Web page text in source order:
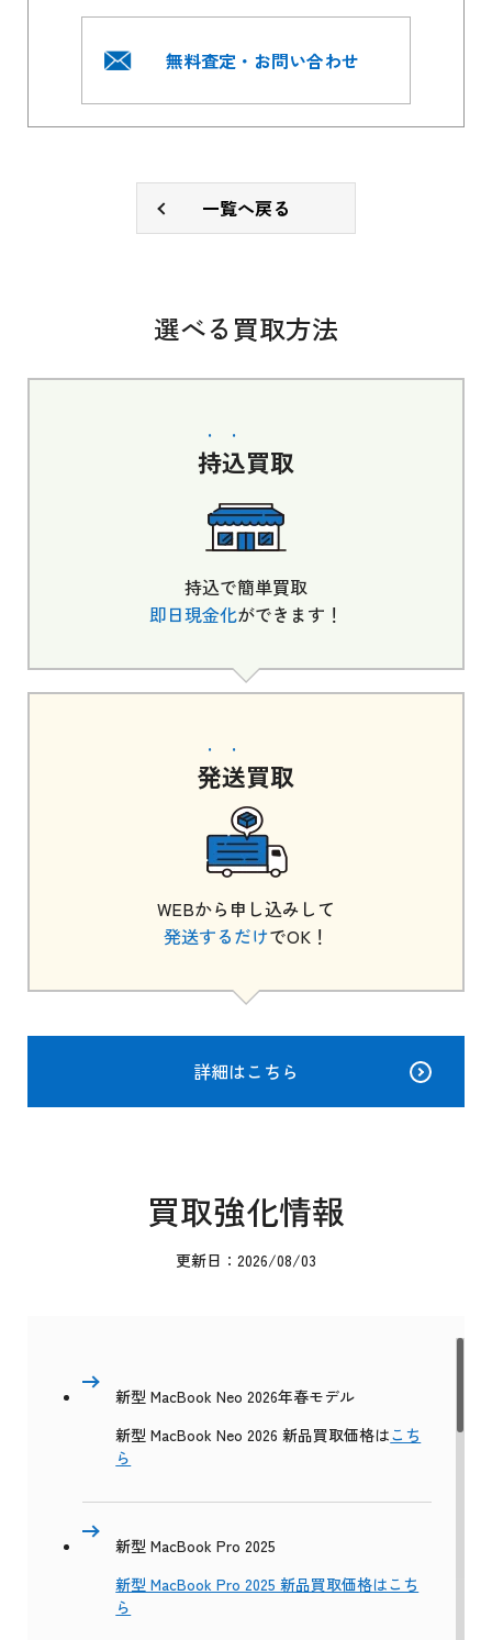
無料査定・お問い合わせ
一覧へ戻る
選べる買取方法
持込買取
持込で簡単買取
即日現金化ができます！
発送買取
WEBから申し込みして
発送するだけでOK！
詳細はこちら
買取強化情報
更新日：2026/08/03
新型 MacBook Neo 2026年春モデル
新型 MacBook Neo 2026 新品買取価格はこち
ら
新型 MacBook Pro 2025
新型 MacBook Pro 2025 新品買取価格はこち
ら